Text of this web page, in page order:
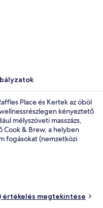
Place és Kertek az öböl
kényeztető
mélyszöveti masszázs,
Cook & Brew, a helyben
fogásokat (nemzetközi
szabadtéri
nyitva tartó
következó jellemzőit:
a
2 perc, Downtown állomás
értékelés megtekintése